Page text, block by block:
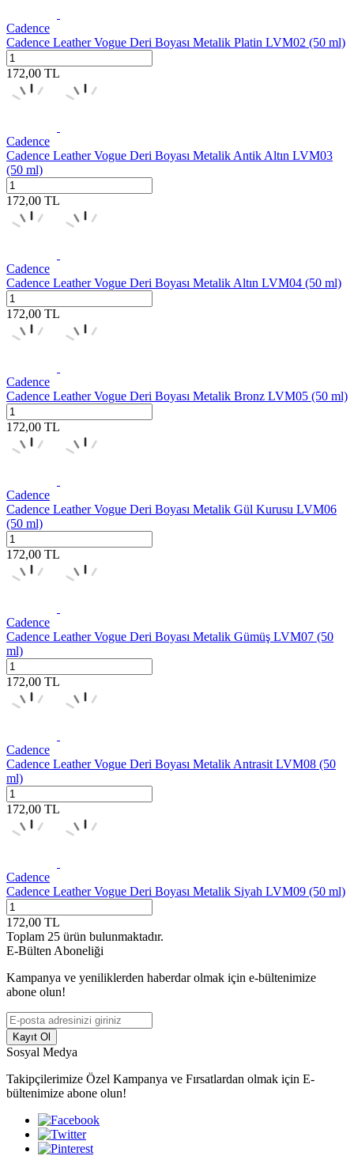
Cadence
Cadence Leather Vogue Deri Boyası Metalik Platin LVM02 (50 ml)
172,00 TL
Cadence
Cadence Leather Vogue Deri Boyası Metalik Antik Altın LVM03
(50 ml)
172,00 TL
Cadence
Cadence Leather Vogue Deri Boyası Metalik Altın LVM04 (50 ml)
172,00 TL
Cadence
Cadence Leather Vogue Deri Boyası Metalik Bronz LVM05 (50 ml)
172,00 TL
Cadence
Cadence Leather Vogue Deri Boyası Metalik Gül Kurusu LVM06
(50 ml)
172,00 TL
Cadence
Cadence Leather Vogue Deri Boyası Metalik Gümüş LVM07 (50
ml)
172,00 TL
Cadence
Cadence Leather Vogue Deri Boyası Metalik Antrasit LVM08 (50
ml)
172,00 TL
Cadence
Cadence Leather Vogue Deri Boyası Metalik Siyah LVM09 (50 ml)
172,00 TL
Toplam 25 ürün bulunmaktadır.
E-Bülten Aboneliği
Kampanya ve yeniliklerden haberdar olmak için e-bültenimize
abone olun!
Kayıt Ol
Sosyal Medya
Takipçilerimize Özel Kampanya ve Fırsatlardan olmak için E-
bültenimize abone olun!